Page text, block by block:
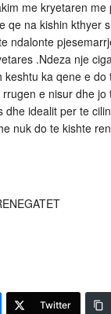
me kryetaren me
qe na kishin kthyer
ndalonte
.Ndeza nje
ka qene e do
e nisur dhe jo
dhe idealit per te
nuk do te kishte
Twitter